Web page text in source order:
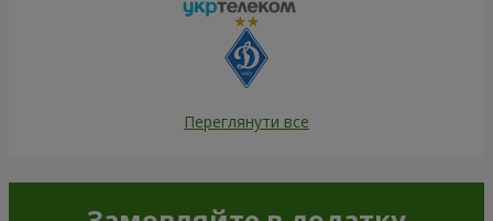
Переглянути все